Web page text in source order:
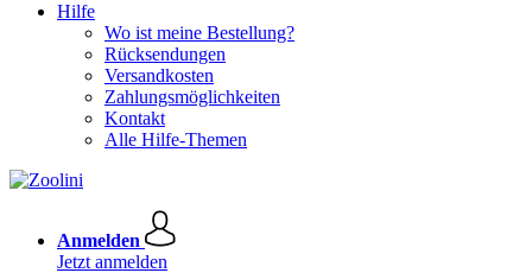
Hilfe
Wo ist meine Bestellung?
Rücksendungen
Versandkosten
Zahlungsmöglichkeiten
Kontakt
Alle Hilfe-Themen
Anmelden
Jetzt anmelden